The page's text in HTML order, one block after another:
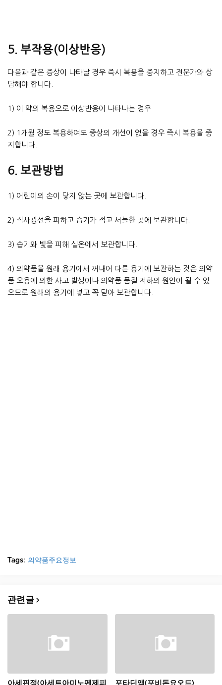
5. 부작용(이상반응)
다음과 같은 증상이 나타날 경우 즉시 복용을 중지하고 전문가와 상
담해야 합니다.
1) 이 약의 복용으로 이상반응이 나타나는 경우
2) 1개월 정도 복용하여도 증상의 개선이 없을 경우 즉시 복용을 중
지합니다.
6. 보관방법
1) 어린이의 손이 닿지 않는 곳에 보관합니다.
2) 직사광선을 피하고 습기가 적고 서늘한 곳에 보관합니다.
3) 습기와 빛을 피해 실온에서 보관합니다.
4) 의약품을 원래 용기에서 꺼내어 다른 용기에 보관하는 것은 의약
품 오용에 의한 사고 발생이나 의약품 품질 저하의 원인이 될 수 있
으므로 원래의 용기에 넣고 꼭 닫아 보관합니다.
Tags: 의약품주요정보
관련글
아세핀정(아세트아미노펜제피 포타딘액(포비돈요오드)